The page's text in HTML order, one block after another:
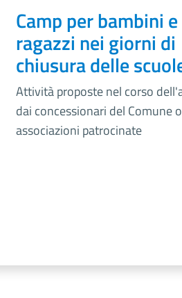
Camp per bambini e
ragazzi nei giorni di
chiusura delle
Attività proposte nel corso
dai concessionari del Comune
associazioni patrocinate